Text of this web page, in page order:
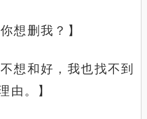
想删我？】
不想和好，我也找不到
由。】